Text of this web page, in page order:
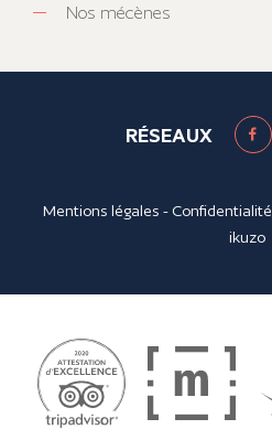
Nos mécènes
RÉSEAUX
Mentions légales - Confidentialité
ikuzo